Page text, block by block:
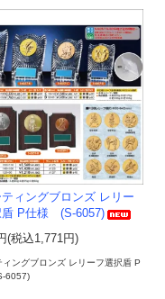
ィングブロンズ レリー
盾 P仕様 (S-6057)
(税込1,771円)
ィングブロンズ レリーフ選択盾 P
6057)